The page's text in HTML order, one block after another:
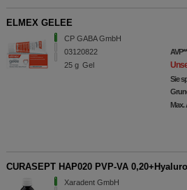
ELMEX GELEE
CP GABA GmbH
03120822
25 g Gel
AVP
Sie
Max.
CURASEPT HAP020 PVP-VA
Xaradent GmbH